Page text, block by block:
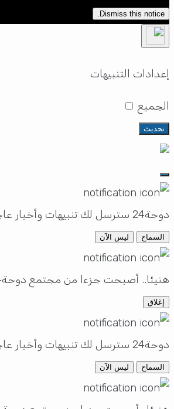
Dismiss this notice.
إعدادات التنبيهات
الجميع
تحديث
دوحة24 سترسل لك تنبيهات وأخبار عاجلة لحظة وقوعها
السماح ليس الآن
هنيئا.. أصبحت جزءا من مجتمع دوحة24
إغلاق
دوحة24 سترسل لك تنبيهات وأخبار عاجلة لحظة وقوعها
السماح ليس الآن